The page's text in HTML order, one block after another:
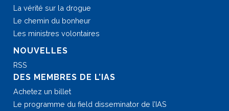
La vérité sur la drogue
Le chemin du bonheur
Les ministres volontaires
NOUVELLES
RSS
DES MEMBRES DE L’IAS
Achetez un billet
Le programme du field disseminator de l’IAS